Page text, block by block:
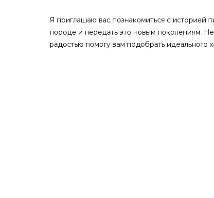
Я приглашаю вас познакомиться с историей
породе и передать это новым поколениям.
радостью помогу вам подобрать идеального